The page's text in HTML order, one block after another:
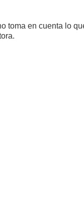
toma en cuenta lo